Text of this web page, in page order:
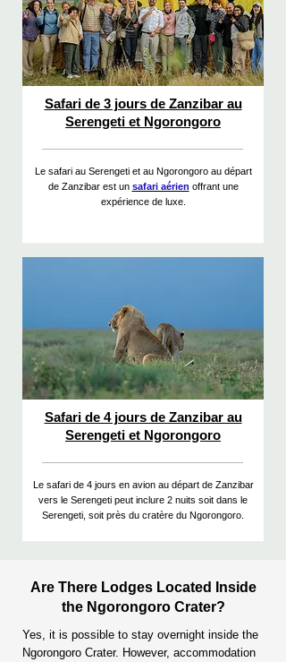
Safari de 3 jours de Zanzibar au
Serengeti et Ngorongoro
Le safari au Serengeti et au Ngorongoro au départ
de Zanzibar est un safari aérien offrant une
expérience de luxe.
Safari de 4 jours de Zanzibar au
Serengeti et Ngorongoro
Le safari de 4 jours en avion au départ de Zanzibar
vers le Serengeti peut inclure 2 nuits soit dans le
Serengeti, soit près du cratère du Ngorongoro.
Are There Lodges Located Inside
the Ngorongoro Crater?
Yes, it is possible to stay overnight inside the
Ngorongoro Crater. However, accommodation